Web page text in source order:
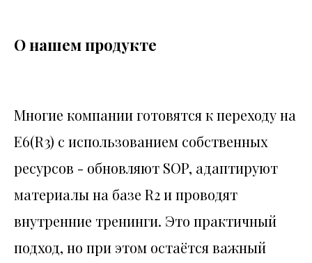
О нашем продукте
Многие компании готовятся к переходу на
E6(R3) с использованием собственных
ресурсов - обновляют SOP, адаптируют
материалы на базе R2 и проводят
внутренние тренинги. Это практичный
подход, но при этом остаётся важный